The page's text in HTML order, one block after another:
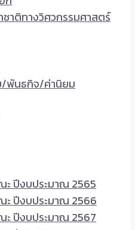
าติทางวิศวกรรมศาสตร์
/พันธกิจ/ค่านิยม
ะ ปีงบประมาณ 2565
ะ ปีงบประมาณ 2566
ะ ปีงบประมาณ 2567